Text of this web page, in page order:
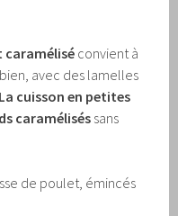
caramélisé convient à
avec des lamelles
La cuisson en petites
caramélisés sans
de poulet, émincés